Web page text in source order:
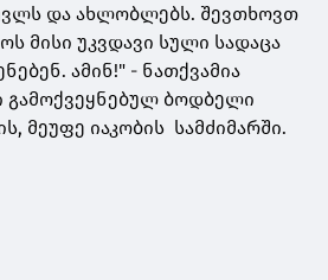
და ახლობლებს. შევთხოვთ
მისი უკვდავი სული სადაცა
ამინ!" - ნათქვამია
ბოდბელი
მეუფე იაკობის სამძიმარში.